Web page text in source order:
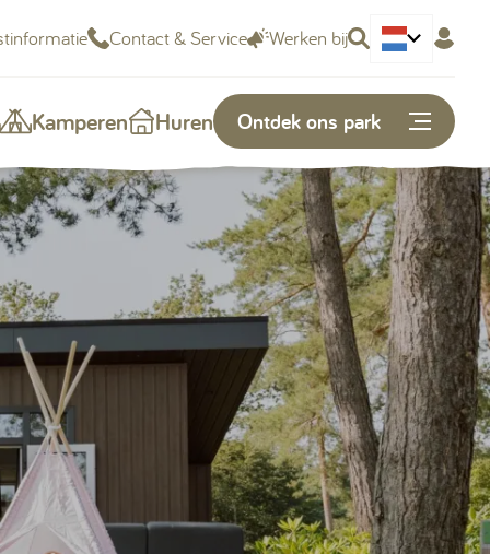
Contact & Service Werken bij Deutsch
Kamperen Huren Ontdek ons park
Of snel naar...
Plattegrond
Openingstijden
Vacatures
Kunnen we je helpen?
Contact & Veelgestelde vragen